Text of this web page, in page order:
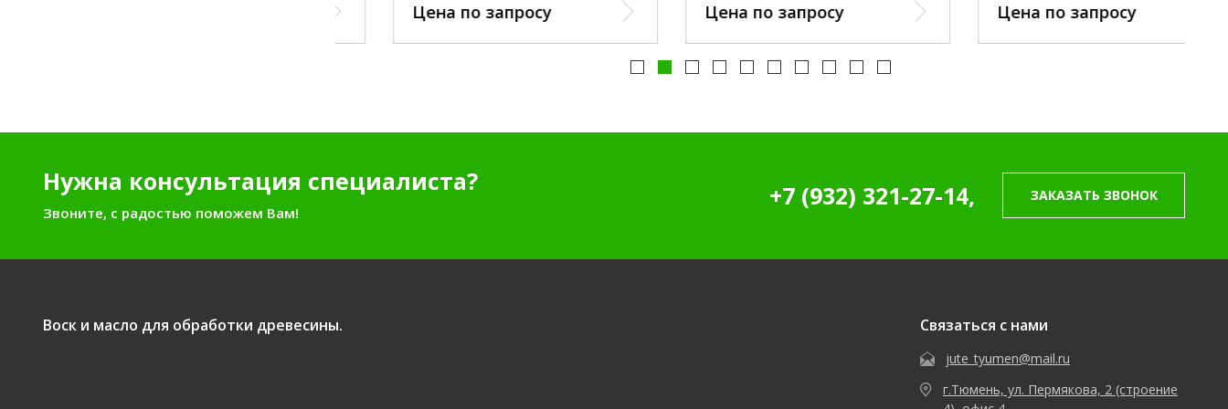
Цена по запросу Цена по запросу Цена по запросу
Нужна консультация специалиста?
Звоните, с радостью поможем Вам!
+7 (932) 321-27-14, ЗАКАЗАТЬ ЗВОНОК
Воск и масло для обработки древесины. Связаться с нами
jute_tyumen@mail.ru
г.Тюмень, ул. Пермякова, 2 (строение